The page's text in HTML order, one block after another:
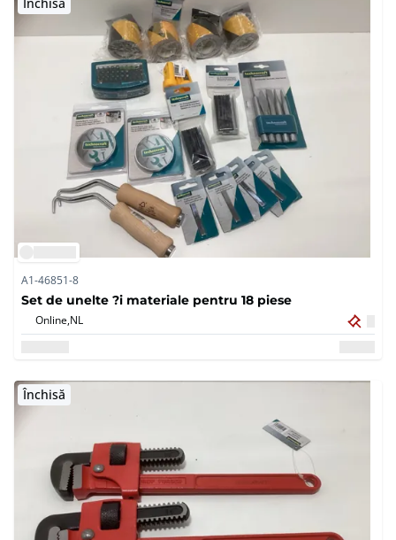
A1-46851-8
Set de unelte ?i materiale pentru 18 piese
Online,NL
Închisă